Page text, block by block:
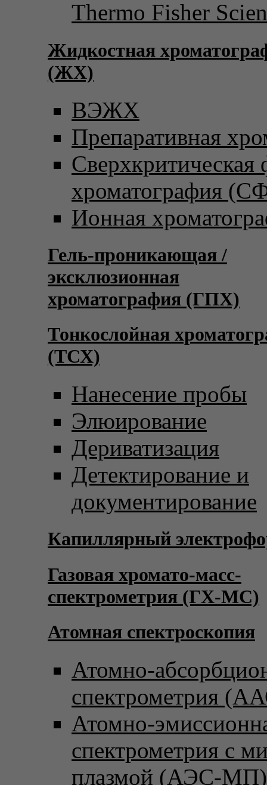
Thermo Fisher
Жидкостная
(ЖХ)
ВЭЖХ
Препаративная
хроматография
Ионная
Гель-проникающая /
эксклюзионная
хроматография (ГПХ)
Тонкослойная
(ТСХ)
Нанесение пробы
Элюирование
Дериватизация
Детектирование и
документирование
Капиллярный
Газовая хромато-масс-
спектрометрия (ГХ-МС)
Атомная спектроскопия
Атомно-
спектрометрия
Атомно-
спектрометрия с
плазмой (АЭС-МП)